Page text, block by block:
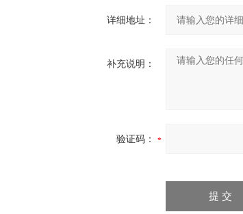
详细地址：
补充说明：
验证码：